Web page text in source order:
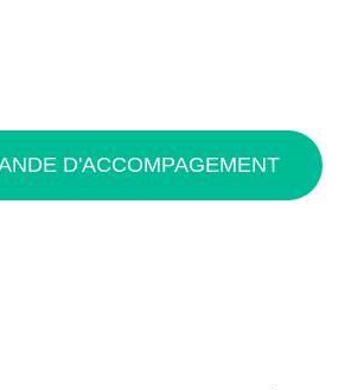
D'ACCOMPAGEMENT